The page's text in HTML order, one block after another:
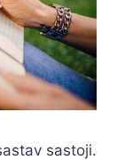
sastoji.